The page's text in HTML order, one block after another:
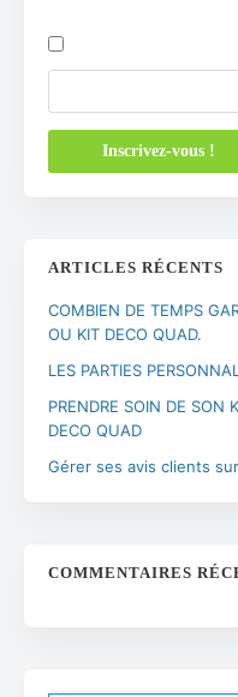
ARTICLES RÉCENTS
COMBIEN DE TEMPS
OU KIT DECO QUAD.
LES PARTIES
PRENDRE SOIN DE SON
DECO QUAD
Gérer ses avis clients
COMMENTAIRES